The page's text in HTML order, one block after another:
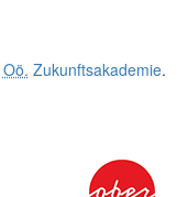
Oö. Zukunftsakademie.